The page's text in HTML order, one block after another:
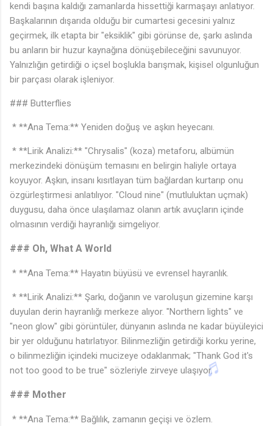
kendi başına kaldığı zamanlarda hissettiği karmaşayı anlatıyor.
Başkalarının dışarıda olduğu bir cumartesi gecesini yalnız
geçirmek, ilk etapta bir "eksiklik" gibi görünse de, şarkı aslında
bu anların bir huzur kaynağına dönüşebileceğini savunuyor.
Yalnızlığın getirdiği o içsel boşlukla barışmak, kişisel olgunluğun
bir parçası olarak işleniyor.
### Butterflies
* **Ana Tema:** Yeniden doğuş ve aşkın heyecanı.
* **Lirik Analizi:** "Chrysalis" (koza) metaforu, albümün
merkezindeki dönüşüm temasını en belirgin haliyle ortaya
koyuyor. Aşkın, insanı kısıtlayan tüm bağlardan kurtarıp onu
özgürleştirmesi anlatılıyor. "Cloud nine" (mutluluktan uçmak)
duygusu, daha önce ulaşılamaz olanın artık avuçların içinde
olmasının verdiği hayranlığı simgeliyor.
### Oh, What A World
* **Ana Tema:** Hayatın büyüsü ve evrensel hayranlık.
* **Lirik Analizi:** Şarkı, doğanın ve varoluşun gizemine karşı
duyulan derin hayranlığı merkeze alıyor. "Northern lights" ve
"neon glow" gibi görüntüler, dünyanın aslında ne kadar büyüleyici
bir yer olduğunu hatırlatıyor. Bilinmezliğin getirdiği korku yerine,
o bilinmezliğin içindeki mucizeye odaklanmak; "Thank God it's
not too good to be true" sözleriyle zirveye ulaşıyor.
### Mother
* **Ana Tema:** Bağlılık, zamanın geçişi ve özlem.
♩